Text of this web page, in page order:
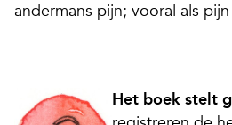
andermans pijn; vooral als
Het boek stelt